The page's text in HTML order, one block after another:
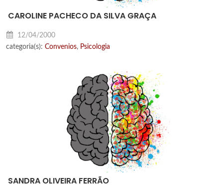
CAROLINE PACHECO DA SILVA GRAÇA
12/04/2000
categoria(s): Convenios, Psicologia
SANDRA OLIVEIRA FERRÃO